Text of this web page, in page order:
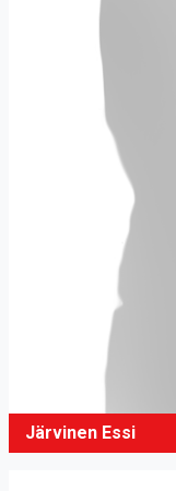
Järvinen Essi